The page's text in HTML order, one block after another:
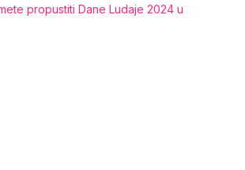
propustiti Dane Ludaje 2024 u